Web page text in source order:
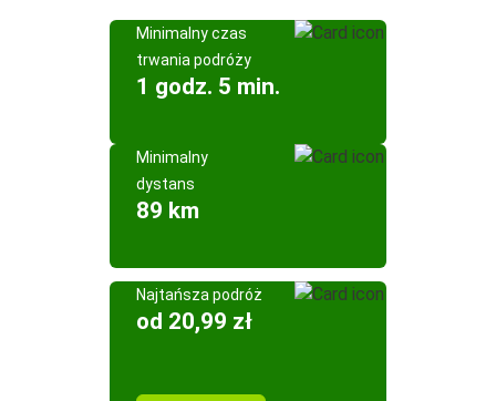
Minimalny czas
trwania podróży
1 godz. 5 min.
Minimalny
dystans
89 km
Najtańsza podróż
od 20,99 zł